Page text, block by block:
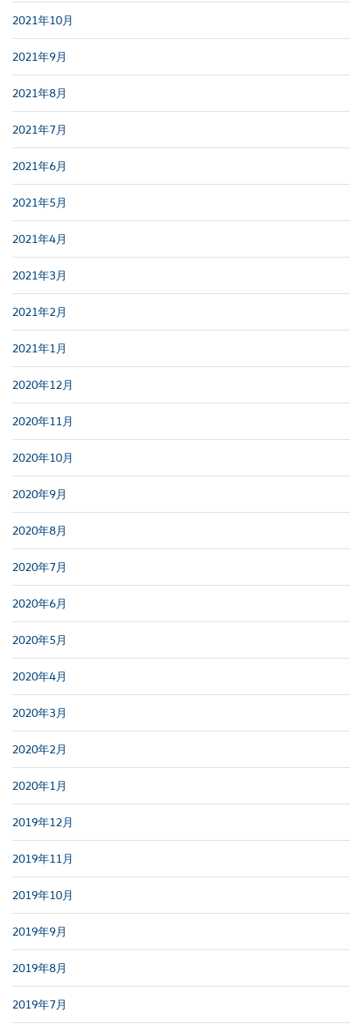
2021年10月
2021年9月
2021年8月
2021年7月
2021年6月
2021年5月
2021年4月
2021年3月
2021年2月
2021年1月
2020年12月
2020年11月
2020年10月
2020年9月
2020年8月
2020年7月
2020年6月
2020年5月
2020年4月
2020年3月
2020年2月
2020年1月
2019年12月
2019年11月
2019年10月
2019年9月
2019年8月
2019年7月